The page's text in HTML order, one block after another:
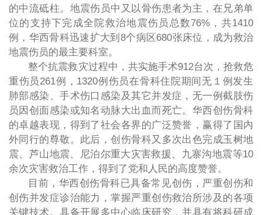
的中流砥柱。地震伤员中又以骨伤患者为主，在兄弟单
位的支持下完成全院救治地震伤员总数76%，共1410
例，华西骨科迅速扩大到8个病区680张床位，成为救治
地震伤员的最主要科室。
整个抗震救灾过程中，共实施手术912台次，抢救危
重伤员261例，1320例伤员在骨科住院期间无１例发生
肺部感染、手术伤口感染及其它并发症，无一例截肢伤
员因创面感染或知名动脉大出血而死亡。华西创伤骨科
的卓越表现，得到了社会各界的广泛赞誉，赢得了国内
外同行的尊敬。此后，创伤骨科又多次出色完成玉树地
震、芦山地震、尼泊尔重大灾害救援、九寨沟地震等10
余次灾害救治工作，得到了党和人民的高度赞誉。
目前，华西创伤骨科已具备常见创伤，严重创伤和
创伤并发症诊治能力，掌握严重创伤救治所涉及的各项
关键技术。具备开展多中心临床研究，并具有将科研成